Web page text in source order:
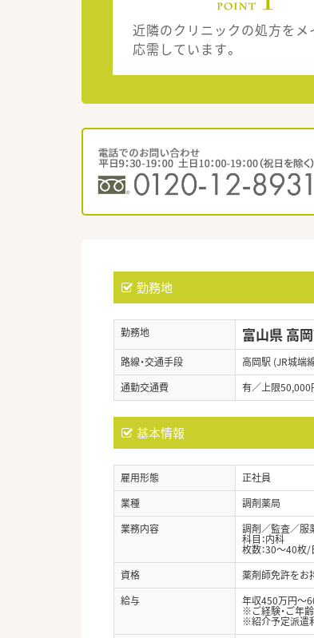
近隣のクリニックの処方をメ
応需しています。
勤務地
勤務地 富山県 高
路線・交通手段
高岡駅 (JR城端
通勤交通費
有／上限50,000
基本情報
雇用形態
正社員
業種
調剤薬局
業務内容
調剤／監査／服
科目：内科
枚数：30～40枚/
資格
薬剤師免許をお
給与
年収450万円～
※ご経験・ご年
※紹介予定派遣